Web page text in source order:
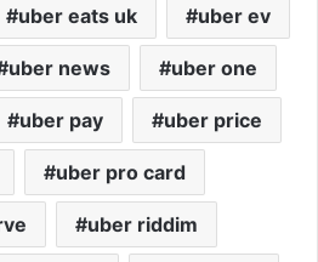
uber eats uk uber ev
uber news uber one
uber pay uber price
uber pro card
uber riddim